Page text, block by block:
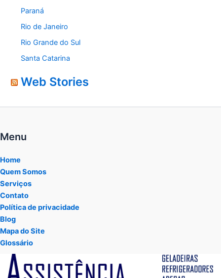
Paraná
Rio de Janeiro
Rio Grande do Sul
Santa Catarina
Web Stories
Menu
Home
Quem Somos
Serviços
Contato
Política de privacidade
Blog
Mapa do Site
Glossário
Tocador